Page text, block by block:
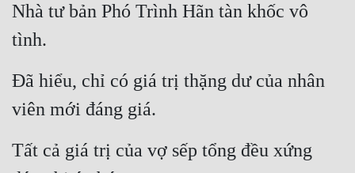
Hài Hước
Học Đường
Khoa Huyễn
Khoa Huyễn Không Gian
Nhà tư bản Phó Trình Hãn tàn khốc vô
tình.
Đã hiểu, chỉ có giá trị thặng dư của nhân
viên mới đáng giá.
Tất cả giá trị của vợ sếp tổng đều xứng